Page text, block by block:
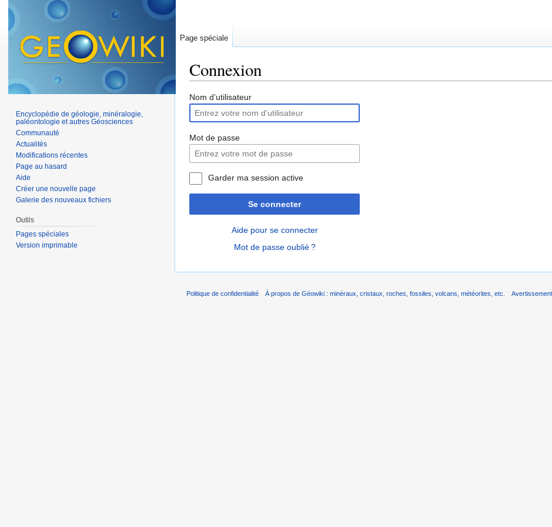
Connexion
Nom d’utilisateur
Mot de passe
Garder ma session active
Se connecter
Aide pour se connecter
Mot de passe oublié ?
Page spéciale
Encyclopédie de géologie, minéralogie,
paléontologie et autres Géosciences
Communauté
Actualités
Modifications récentes
Page au hasard
Aide
Créer une nouvelle page
Galerie des nouveaux fichiers
Outils
Pages spéciales
Version imprimable
Politique de confidentialité À propos de Géowiki : minéraux, cristaux, roches, fossiles, volcans, météorites, etc.